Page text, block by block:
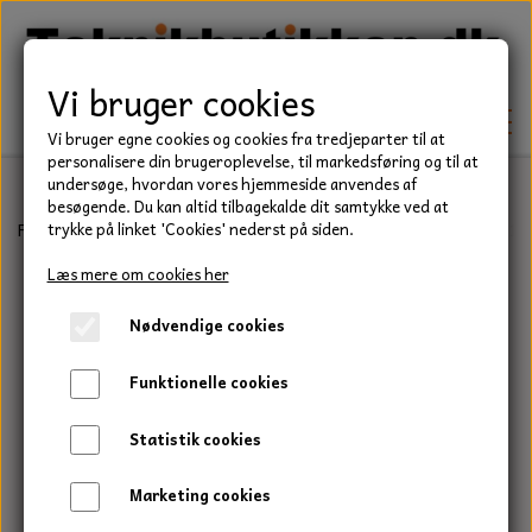
TEKNIK
KILEREMME
LEJER
PAKDÅSER
LÅSERINGE
BEFÆSTELSE
HAVE/PARK
UNIVERSALE REMME TIL PLÆNEKLIPPER OG
HAVETRAKTOR
TRAKTOR/ENTREPRENØR
Forside Forbrugsvarer Klingspor Slibesvampe
Vi bruger cookies
Vi bruger egne cookies og cookies fra tredjeparter til at
personalisere din brugeroplevelse, til markedsføring og til at
undersøge, hvordan vores hjemmeside anvendes af
besøgende. Du kan altid tilbagekalde dit samtykke ved at
trykke på linket 'Cookies' nederst på siden.
Læs mere om cookies her
Nødvendige cookies
Funktionelle cookies
Statistik cookies
Marketing cookies